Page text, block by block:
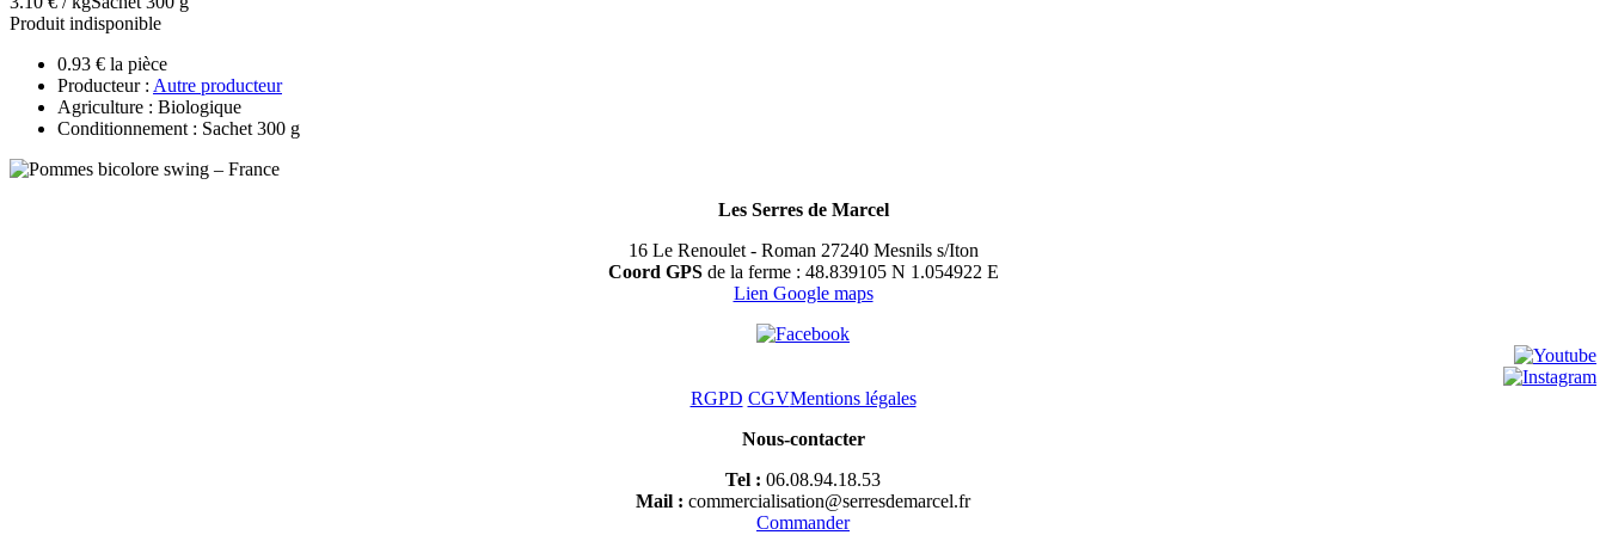
Produit indisponible
0.93 € la pièce
Producteur : Autre producteur
Agriculture : Biologique
Conditionnement : Sachet 300 g
Les Serres de Marcel
16 Le Renoulet - Roman 27240 Mesnils s/Iton
Coord GPSde la ferme : 48.839105 N 1.054922 E
Lien Google maps
RGPD CGVMentions légales
Nous-contacter
Tel : 06.08.94.18.53
Mail : commercialisation@serresdemarcel.fr
Commander